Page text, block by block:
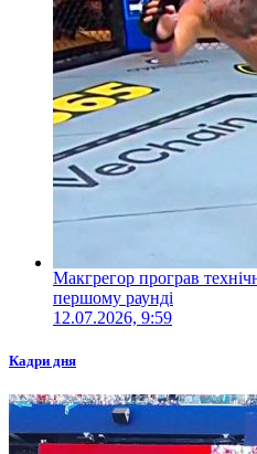
Макгрегор програв
першому раунді
12.07.2026, 9:59
Кадри дня